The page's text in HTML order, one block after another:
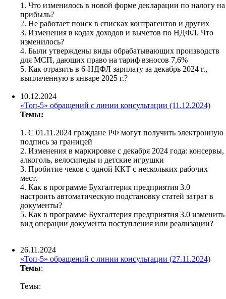
1. Что изменилось в новой форме декларации по налогу на
прибыль?
2. Не работает поиск в списках контрагентов и других
3. Изменения в кодах доходов и вычетов по НДФЛ. Что
изменилось?
4. Были утверждены виды обрабатывающих производств
для МСП, дающих право на тариф взносов 7,6%
5. Как отразить в 6-НДФЛ зарплату за декабрь 2024 г.,
выплаченную в январе 2025 г.?
10.12.2024
«Топ-5» обращений с линии консультации (11.12.2024)
Темы:
1. С 01.11.2024 граждане РФ могут получить электронную
подпись за границей
2. Изменения в маркировке с декабря 2024 года: консервы,
алкоголь, велосипеды и детские игрушки
3. Пробитие чеков с одной ККТ с нескольких рабочих
мест.
4. Как в программе Бухгалтерия предприятия 3.0
настроить автоматическую подстановку статей затрат в
документы?
5. Как в программе Бухгалтерия предприятия 3.0 изменить
вид операции документа поступления или реализации?
26.11.2024
«Топ-5» обращений с линии консультации (27.11.2024)
Темы:
Темы: